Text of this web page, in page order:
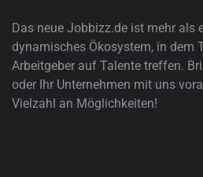
Das neue Jobbizz.de ist mehr als
dynamisches Ökosystem, in dem
Arbeitgeber auf Talente treffen.
oder Ihr Unternehmen mit uns
Vielzahl an Möglichkeiten!